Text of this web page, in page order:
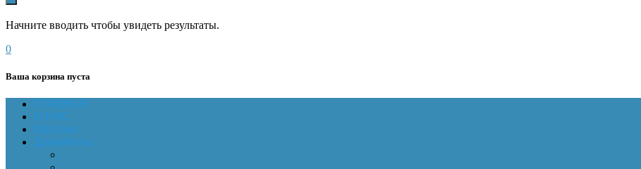
Начните вводить чтобы увидеть результаты.
0
Ваша корзина пуста
ГЛАВНАЯ
О НАС
Магазин
Документы